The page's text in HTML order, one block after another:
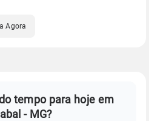
Agora
tempo para hoje em
- MG?